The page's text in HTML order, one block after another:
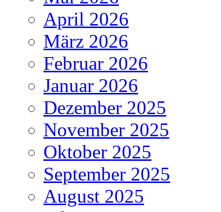
April 2026
März 2026
Februar 2026
Januar 2026
Dezember 2025
November 2025
Oktober 2025
September 2025
August 2025